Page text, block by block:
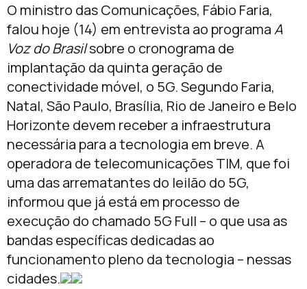
O ministro das Comunicações, Fábio Faria,
falou hoje (14) em entrevista ao programaA
Voz do Brasilsobre o cronograma de
implantação da quinta geração de
conectividade móvel, o 5G. Segundo Faria,
Natal, São Paulo, Brasília, Rio de Janeiro e Belo
Horizonte devem receber a infraestrutura
necessária para a tecnologia em breve. A
operadora de telecomunicações TIM, que foi
uma das arrematantes do leilão do 5G,
informou que já está em processo de
execução do chamado 5G Full – o que usa as
bandas específicas dedicadas ao
funcionamento pleno da tecnologia – nessas
cidades.